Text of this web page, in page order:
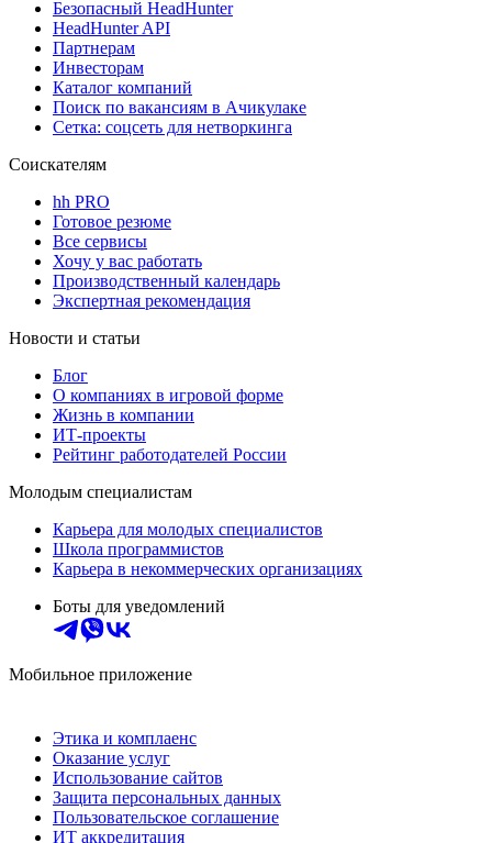
Безопасный HeadHunter
HeadHunter API
Партнерам
Инвесторам
Каталог компаний
Поиск по вакансиям в Ачикулаке
Сетка: соцсеть для нетворкинга
Соискателям
hh PRO
Готовое резюме
Все сервисы
Хочу у вас работать
Производственный календарь
Экспертная рекомендация
Новости и статьи
Блог
О компаниях в игровой форме
Жизнь в компании
ИТ-проекты
Рейтинг работодателей России
Молодым специалистам
Карьера для молодых специалистов
Школа программистов
Карьера в некоммерческих организациях
Боты для уведомлений
Мобильное приложение
Этика и комплаенс
Оказание услуг
Использование сайтов
Защита персональных данных
Пользовательское соглашение
ИТ аккредитация